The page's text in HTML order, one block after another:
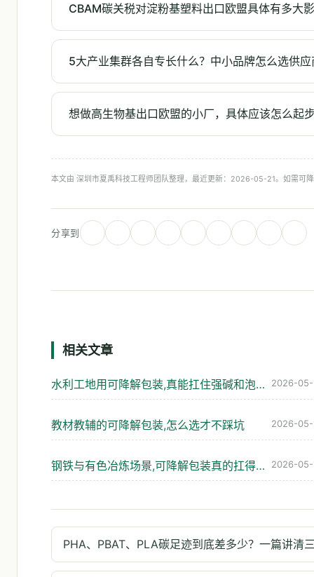
CBAM碳关税对淀粉基塑料出口欧盟具体有多大
5大产业集群各自专长什么？中小品牌怎么选供
想做高生物基出口欧盟的小厂，具体应该怎么起
本文由 深圳市夏禹科技工程师团队整理，最近更新：2026-05-21。如需可
分享到
相关文章
水利工地用可降解包装,真能扛住强碱和泡水吗 2026-05-
教材教辅的可降解包装,怎么选才不踩坑 2026-05-
钢铁与有色冶炼场景,可降解包装真的扛得住吗 2026-05-
PHA、PBAT、PLA碳足迹到底差多少？一篇讲清